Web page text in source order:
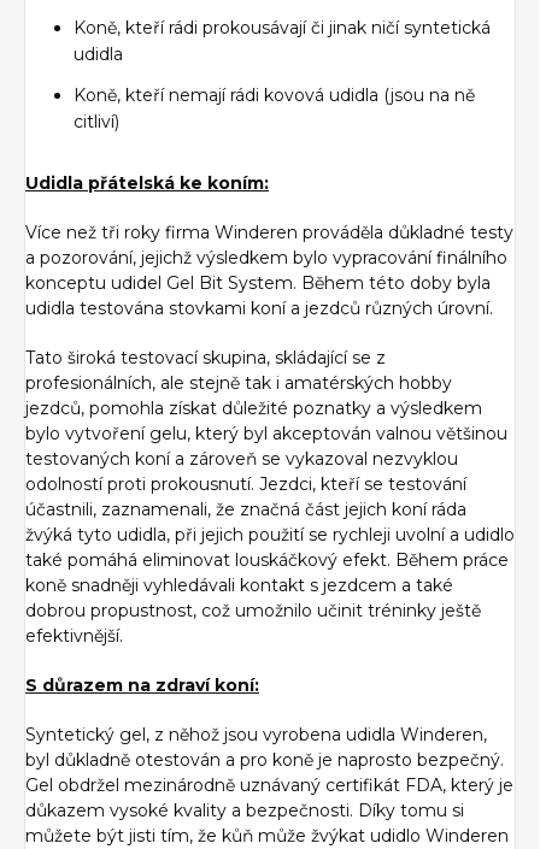
Koně, kteří rádi prokousávají či jinak ničí syntetická
udidla
Koně, kteří nemají rádi kovová udidla (jsou na ně
citliví)
Udidla přátelská ke koním:
Více než tři roky firma Winderen prováděla důkladné testy
a pozorování, jejichž výsledkem bylo vypracování finálního
konceptu udidel Gel Bit System. Během této doby byla
udidla testována stovkami koní a jezdců různých úrovní.
Tato široká testovací skupina, skládající se z
profesionálních, ale stejně tak i amatérských hobby
jezdců, pomohla získat důležité poznatky a výsledkem
bylo vytvoření gelu, který byl akceptován valnou většinou
testovaných koní a zároveň se vykazoval nezvyklou
odolností proti prokousnutí. Jezdci, kteří se testování
účastnili, zaznamenali, že značná část jejich koní ráda
žvýká tyto udidla, při jejich použití se rychleji uvolní a udidlo
také pomáhá eliminovat louskáčkový efekt. Během práce
koně snadněji vyhledávali kontakt s jezdcem a také
dobrou propustnost, což umožnilo učinit tréninky ještě
efektivnější.
S důrazem na zdraví koní:
Syntetický gel, z něhož jsou vyrobena udidla Winderen,
byl důkladně otestován a pro koně je naprosto bezpečný.
Gel obdržel mezinárodně uznávaný certifikát FDA, který je
důkazem vysoké kvality a bezpečnosti. Díky tomu si
můžete být jisti tím, že kůň může žvýkat udidlo Winderen